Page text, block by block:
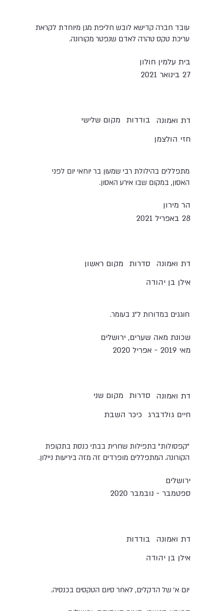
עובד חברה קדישא לובש חליפת מגן מיוחדת לקראת
עריכת טקס טהרה לאדם שנפטר מקורונה.
בית עלמין חולון
27 בינואר 2021
מקום שלישי בודדות
דת ואמונה
חזי הולצמן
מתפללים בהילולת רבי שמעון בר יוחאי יום לפני
האסון, במקום שבו אירע האסון.
הר מירון
28 באפריל 2021
מקום ראשון סדרות דת ואמונה
אילן בן יהודה
חוגגים במדורות ל"ג בעומר.
שכונת מאה שערים, ירושלים
מאי 2019 - אפריל 2020
מקום שני סדרות דת ואמונה
כיכר השבת חיים גולדברג
"קפסולות" בתפילות שחרית בבתי כנסת בתקופת
הקורונה. המתפללים מופרדים זה מזה ביריעות ניילון.
ירושלים
ספטמבר - נובמבר 2020
בודדות
דת ואמונה
אילן בן יהודה
יום א' של הדקלים, לאחר סיום הטקסים בכנסיה.